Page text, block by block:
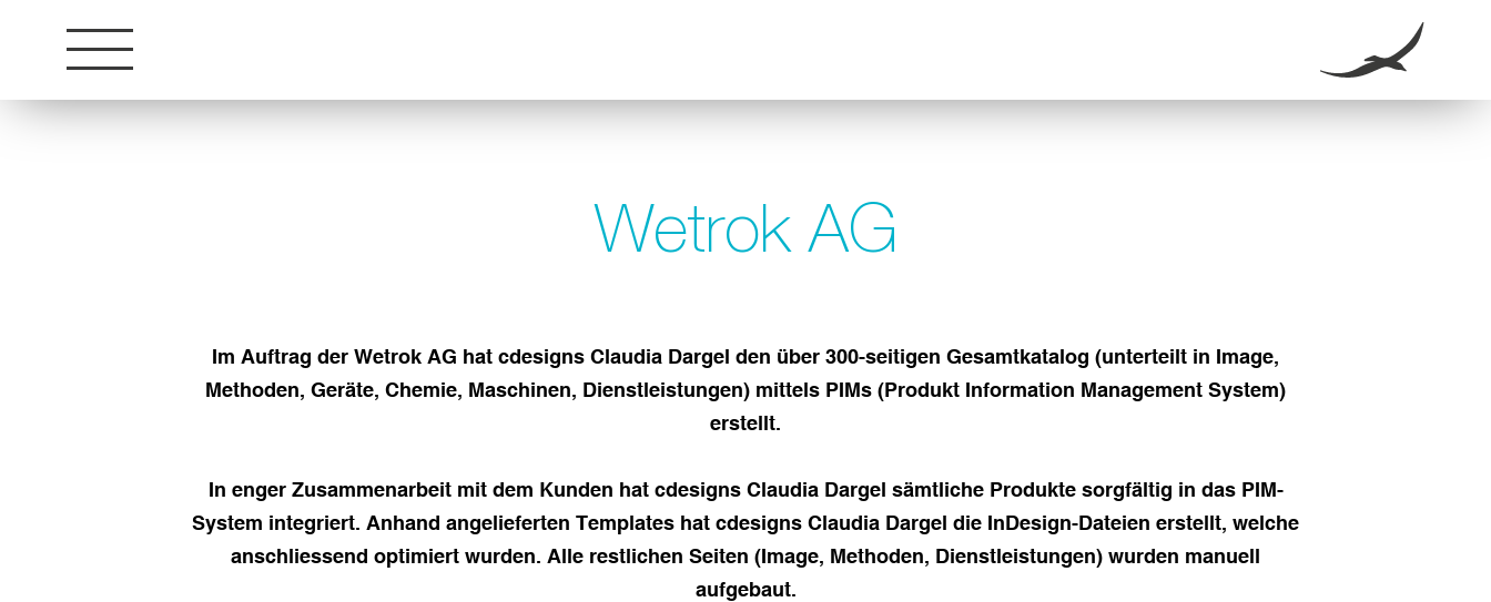
DEUTSCH ENGLISH
Wetrok AG
Im Auftrag der Wetrok AG hat cdesigns Claudia Dargel den über 300-seitigen Gesamtkatalog (unterteilt in Image,
Methoden, Geräte, Chemie, Maschinen, Dienstleistungen) mittels PIMs (Produkt Information Management System)
erstellt.
In enger Zusammenarbeit mit dem Kunden hat cdesigns Claudia Dargel sämtliche Produkte sorgfältig in das PIM-
System integriert. Anhand angelieferten Templates hat cdesigns Claudia Dargel die InDesign-Dateien erstellt, welche
anschliessend optimiert wurden. Alle restlichen Seiten (Image, Methoden, Dienstleistungen) wurden manuell
aufgebaut.